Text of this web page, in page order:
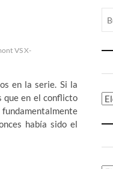
VS X-
en la serie. Si la
que en el conflicto
había sido el